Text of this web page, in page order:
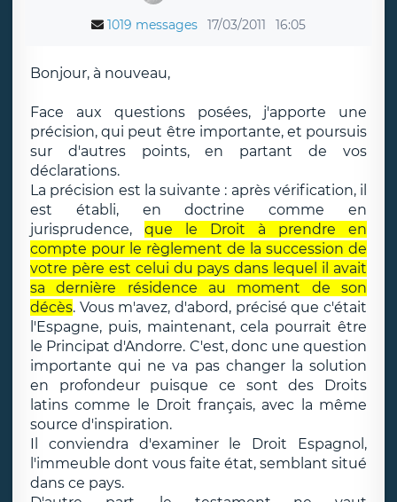
1019 messages 17/03/2011 16:05
Bonjour, à nouveau,
Face aux questions posées, j'apporte une
précision, qui peut être importante, et poursuis
sur d'autres points, en partant de vos
déclarations.
La précision est la suivante : après vérification, il
est établi, en doctrine comme en
jurisprudence, que le Droit à prendre en
compte pour le règlement de la succession de
votre père est celui du pays dans lequel il avait
sa dernière résidence au moment de son
décès. Vous m'avez, d'abord, précisé que c'était
l'Espagne, puis, maintenant, cela pourrait être
le Principat d'Andorre. C'est, donc une question
importante qui ne va pas changer la solution
en profondeur puisque ce sont des Droits
latins comme le Droit français, avec la même
source d'inspiration.
Il conviendra d'examiner le Droit Espagnol,
l'immeuble dont vous faite état, semblant situé
dans ce pays.